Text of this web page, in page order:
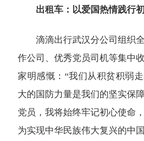
出租车：以爱国热情践行
滴滴出行武汉分公司组织
作公司、优秀党员司机等集中
家明感慨：“我们从积贫积弱
大的国防力量是我们的坚实保
党员，我将始终牢记初心使命
为实现中华民族伟大复兴的中